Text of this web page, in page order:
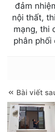
đảm
nội thất,
mạng, thi
phân
Bài viết